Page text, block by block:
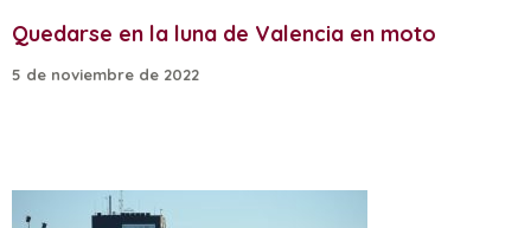
Quedarse en la luna de Valencia en moto
5 de noviembre de 2022